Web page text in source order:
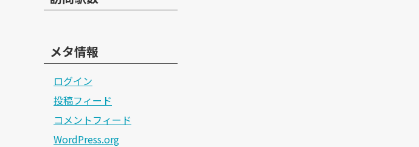
メタ情報
ログイン
投稿フィード
コメントフィード
WordPress.org